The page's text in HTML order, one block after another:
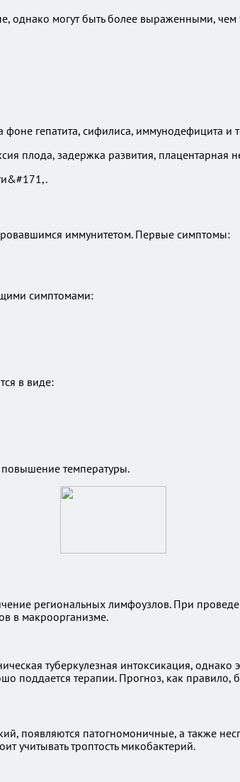
однако могут быть более выраженными, чем
фоне гепатита, сифилиса, иммунодефицита и
плода, задержка развития, плацентарная
иммунитетом. Первые симптомы:
симптомами:
в виде:
температуры.
региональных лимфоузлов. При
в макроорганизме.
туберкулезная интоксикация,
поддается терапии. Прогноз, как правило,
появляются патогномоничные, а также
учитывать троптость микобактерий.